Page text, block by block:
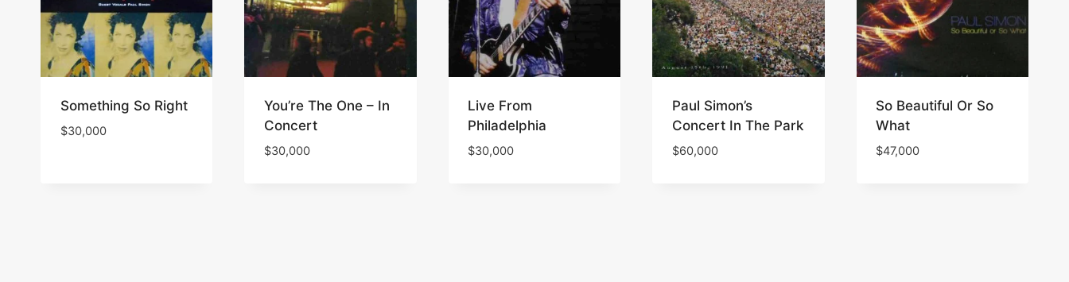
Something So Right
$30,000
You’re The One – In
Concert
$30,000
Live From
Philadelphia
$30,000
Paul Simon’s
Concert In The Park
$60,000
So Beautiful Or So
What
$47,000